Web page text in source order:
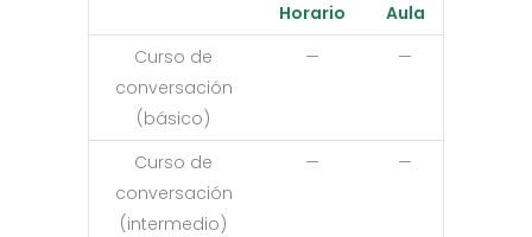
Horario
Aula
Curso de
conversación
(básico)
— —
Curso de
conversación
(intermedio)
— —